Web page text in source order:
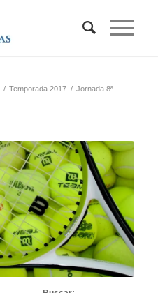
/ Temporada 2017 / Jornada 8ª